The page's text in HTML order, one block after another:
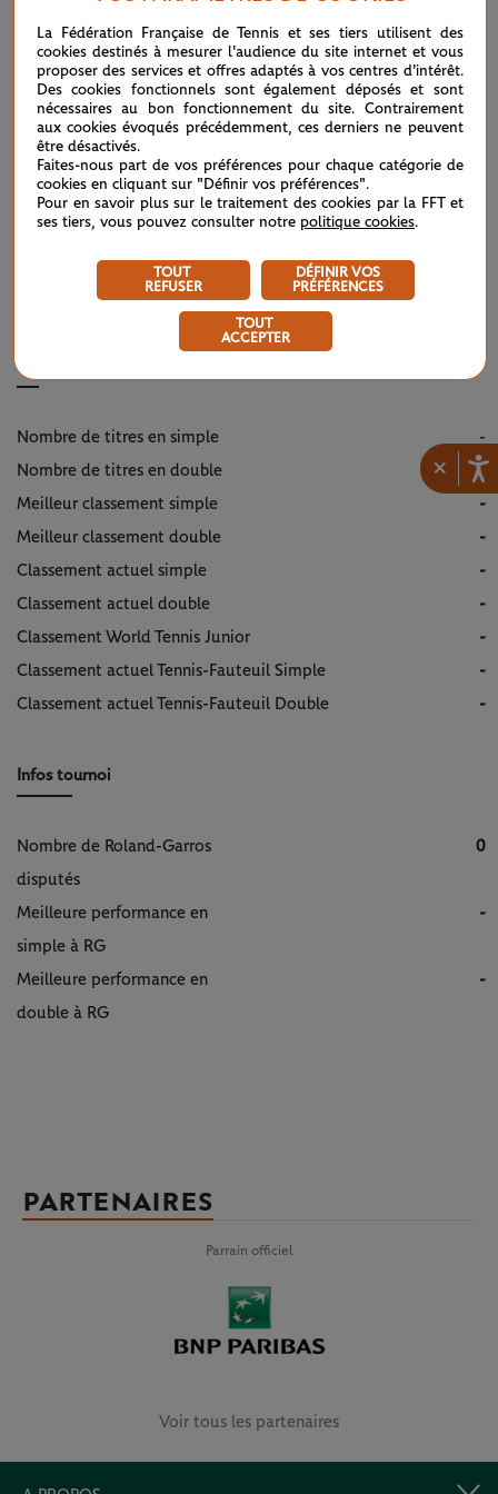
×
11/07
Wimbledon 2026 – Finale dames : héritières d’une grande
tradition
11/07 Wimbledon 2026 : sans conteste
10/07
Wimbledon 2026 – Demi-finales messieurs : voyage en
haute altitude
INFOS PALMARÈS
Profil
Nombre de titres en simple
-
Nombre de titres en double
-
Meilleur classement simple
-
Meilleur classement double
-
Classement actuel simple
-
Classement actuel double
-
Classement World Tennis Junior
-
Classement actuel Tennis-Fauteuil Simple
-
Classement actuel Tennis-Fauteuil Double
-
Infos tournoi
Nombre de Roland-Garros
disputés
0
Meilleure performance en
simple à RG
-
Meilleure performance en
double à RG
-
PARTENAIRES
Parrain officiel
Voir tous les partenaires
La Fédération Française de Tennis et ses tiers utilisent des
cookies destinés à mesurer l'audience du site internet et vous
proposer des services et offres adaptés à vos centres d'intérêt.
Des cookies fonctionnels sont également déposés et sont
nécessaires au bon fonctionnement du site. Contrairement
aux cookies évoqués précédemment, ces derniers ne peuvent
être désactivés.
Faites-nous part de vos préférences pour chaque catégorie de
cookies en cliquant sur "Définir vos préférences".
Pour en savoir plus sur le traitement des cookies par la FFT et
ses tiers, vous pouvez consulter notre politique cookies.
TOUT
REFUSER
DÉFINIR VOS
PRÉFÉRENCES
TOUT
ACCEPTER